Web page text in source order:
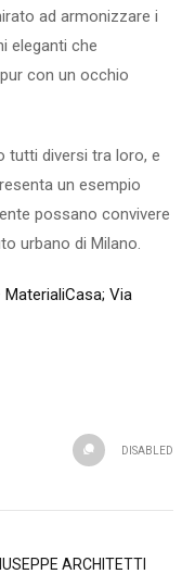
ad armonizzare i
eleganti che
con un occhio
tutti diversi tra loro, e
un esempio
possano convivere
urbano di Milano.
Via
DISABLED
ARCHITETTI